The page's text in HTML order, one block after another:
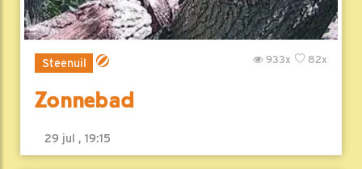
Steenuil 82x
933x
Zonnebad
29 jul , 19:15